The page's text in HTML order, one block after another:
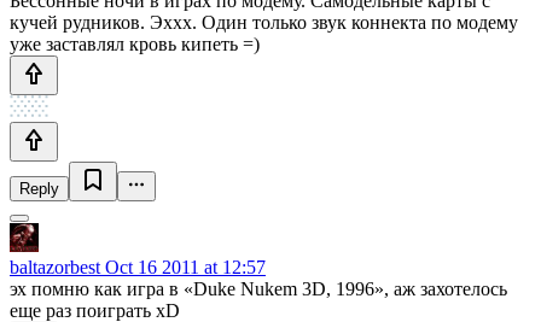
кучей рудников. Эххх. Один только звук коннекта по модему
уже заставлял кровь кипеть =)
Reply
baltazorbest Oct 16 2011 at 12:57
эх помню как игра в «Duke Nukem 3D, 1996», аж захотелось
еще раз поиграть xD